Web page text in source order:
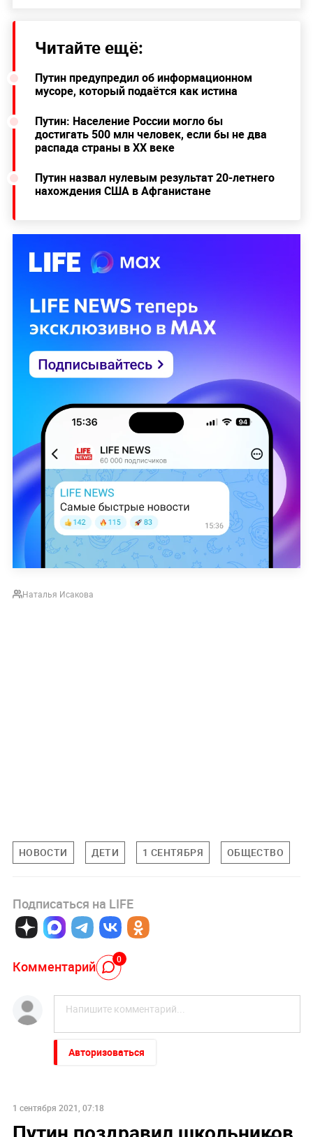
Читайте ещё:
Путин предупредил об информационном
мусоре, который подаётся как истина
Путин: Население России могло бы
достигать 500 млн человек, если бы не два
распада страны в XX веке
Путин назвал нулевым результат 20-летнего
нахождения США в Афганистане
Наталья Исакова
НОВОСТИ ДЕТИ 1 СЕНТЯБРЯ ОБЩЕСТВО
Подписаться на LIFE
Комментарий 0
Авторизоваться
1 сентября 2021, 07:18